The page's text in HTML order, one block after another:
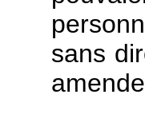
sans